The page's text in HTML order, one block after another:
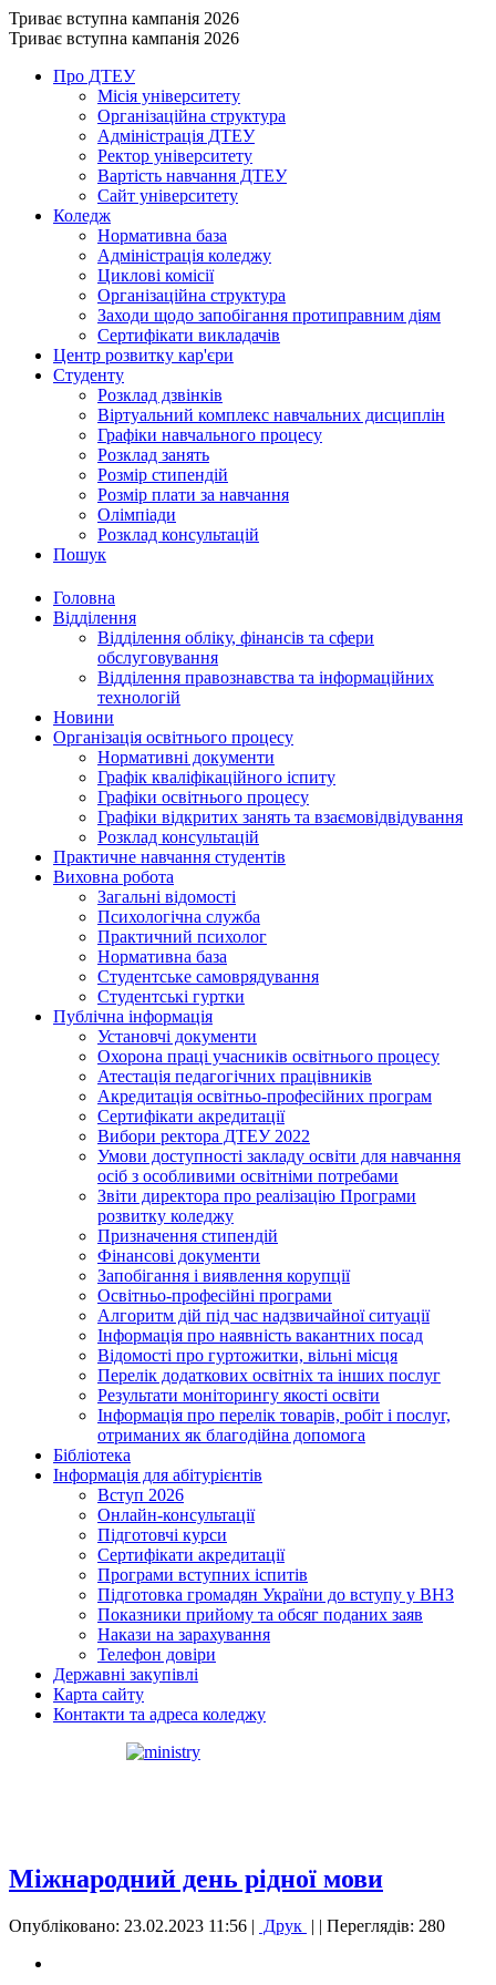
Триває вступна кампанія 2026
Триває вступна кампанія 2026
Про ДТЕУ
Місія університету
Організаційна структура
Адміністрація ДТЕУ
Ректор університету
Вартість навчання ДТЕУ
Сайт університету
Коледж
Нормативна база
Адміністрація коледжу
Циклові комісії
Організаційна структура
Заходи щодо запобігання протиправним діям
Сертифікати викладачів
Центр розвитку кар'єри
Студенту
Розклад дзвінків
Віртуальний комплекс навчальних дисциплін
Графіки навчального процесу
Розклад занять
Розмір стипендій
Розмір плати за навчання
Олімпіади
Розклад консультацій
Пошук
Головна
Відділення
Відділення обліку, фінансів та сфери
обслуговування
Відділення правознавства та інформаційних
технологій
Новини
Організація освітнього процесу
Нормативні документи
Графік кваліфікаційного іспиту
Графіки освітнього процесу
Графіки відкритих занять та взаємовідвідування
Розклад консультацій
Практичне навчання студентів
Виховна робота
Загальні відомості
Психологічна служба
Практичний психолог
Нормативна база
Студентське самоврядування
Студентські гуртки
Публічна інформація
Установчі документи
Охорона праці учасників освітнього процесу
Атестація педагогічних працівників
Акредитація освітньо-професійних програм
Сертифікати акредитації
Вибори ректора ДТЕУ 2022
Умови доступності закладу освіти для навчання
осіб з особливими освітніми потребами
Звіти директора про реалізацію Програми
розвитку коледжу
Призначення стипендій
Фінансові документи
Запобігання і виявлення корупції
Освітньо-професійні програми
Алгоритм дій під час надзвичайної ситуації
Інформація про наявність вакантних посад
Відомості про гуртожитки, вільні місця
Перелік додаткових освітніх та інших послуг
Результати моніторингу якості освіти
Інформація про перелік товарів, робіт і послуг,
отриманих як благодійна допомога
Бібліотека
Інформація для абітурієнтів
Вступ 2026
Онлайн-консультації
Підготовчі курси
Сертифікати акредитації
Програми вступних іспитів
Підготовка громадян України до вступу у ВНЗ
Показники прийому та обсяг поданих заяв
Накази на зарахування
Телефон довіри
Державні закупівлі
Карта сайту
Контакти та адреса коледжу
Міжнародний день рідної мови
Опубліковано: 23.02.2023 11:56 | Друк | | Переглядів: 280